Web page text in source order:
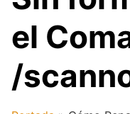
el
/